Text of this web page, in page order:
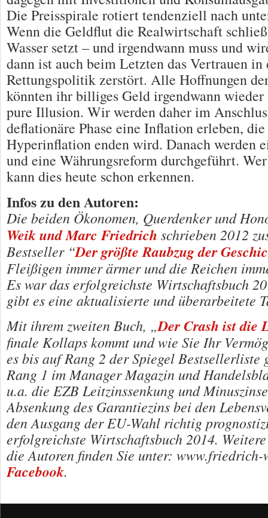
Die Preisspirale rotiert tendenziell nach
Wenn die Geldflut die Realwirtschaft
Wasser setzt – und irgendwann muss und
dann ist auch beim Letzten das Vertrauen
Rettungspolitik zerstört. Alle Hoffnungen
könnten ihr billiges Geld irgendwann wieder
pure Illusion. Wir werden daher im
deflationäre Phase eine Inflation erleben,
Hyperinflation enden wird. Danach werden
und eine Währungsreform durchgeführt.
kann dies heute schon erkennen.
Infos zu den Autoren:
Die beiden Ökonomen, Querdenker und
Weik und Marc Friedrich schrieben 2012
Bestseller “Der größte Raubzug der
Fleißigen immer ärmer und die Reichen
Es war das erfolgreichste Wirtschaftsbuch
gibt es eine aktualisierte und überarbeitete
Mit ihrem zweiten Buch, „Der Crash ist die
finale Kollaps kommt und wie Sie Ihr
es bis auf Rang 2 der Spiegel Bestsellerliste
Rang 1 im Manager Magazin und
u.a. die EZB Leitzinssenkung und
Absenkung des Garantiezins bei den
den Ausgang der EU-Wahl richtig
erfolgreichste Wirtschaftsbuch 2014.
die Autoren finden Sie unter: www.friedrich-
Facebook.